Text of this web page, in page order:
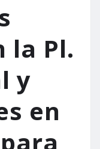
la Pl.
y
en